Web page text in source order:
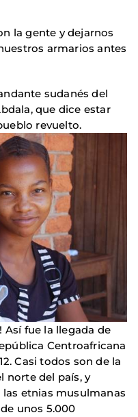
la gente y dejarnos
armarios antes
sudanés del
que dice estar
revuelto.
Así fue la llegada de
Centroafricana
Casi todos son de la
norte del país, y
etnias musulmanas
unos 5.000